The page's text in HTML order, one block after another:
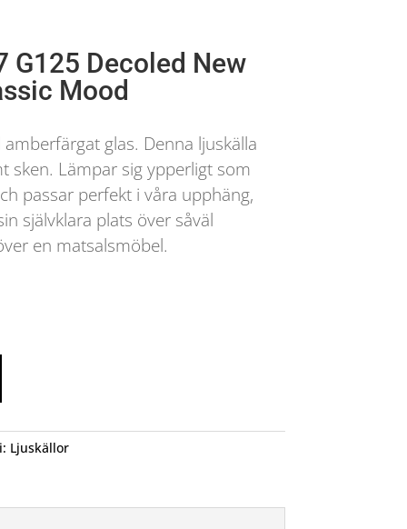
G125 Decoled New
Mood
glas. Denna ljuskälla
sken. Lämpar sig ypperligt som
passar perfekt i våra upphäng,
självklara plats över såväl
en matsalsmöbel.
Ljuskällor